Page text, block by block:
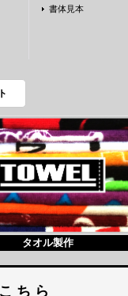
書体見本
タオル製作
ち ら